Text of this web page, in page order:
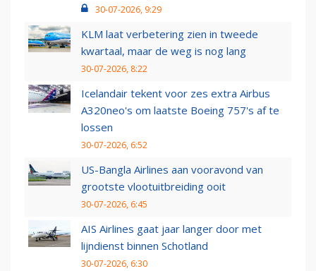
30-07-2026, 9:29
KLM laat verbetering zien in tweede
kwartaal, maar de weg is nog lang
30-07-2026, 8:22
Icelandair tekent voor zes extra Airbus
A320neo's om laatste Boeing 757's af te
lossen
30-07-2026, 6:52
US-Bangla Airlines aan vooravond van
grootste vlootuitbreiding ooit
30-07-2026, 6:45
AIS Airlines gaat jaar langer door met
lijndienst binnen Schotland
30-07-2026, 6:30